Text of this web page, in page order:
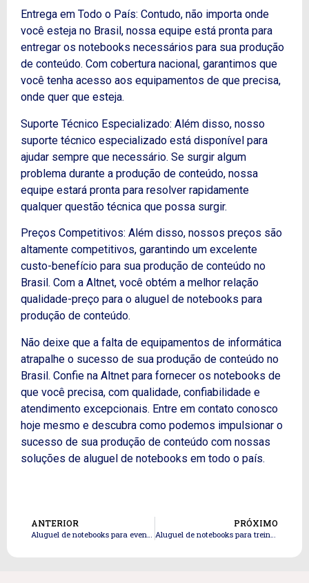
Entrega em Todo o País: Contudo, não importa onde
você esteja no Brasil, nossa equipe está pronta para
entregar os notebooks necessários para sua produção
de conteúdo. Com cobertura nacional, garantimos que
você tenha acesso aos equipamentos de que precisa,
onde quer que esteja.
Suporte Técnico Especializado: Além disso, nosso
suporte técnico especializado está disponível para
ajudar sempre que necessário. Se surgir algum
problema durante a produção de conteúdo, nossa
equipe estará pronta para resolver rapidamente
qualquer questão técnica que possa surgir.
Preços Competitivos: Além disso, nossos preços são
altamente competitivos, garantindo um excelente
custo-benefício para sua produção de conteúdo no
Brasil. Com a Altnet, você obtém a melhor relação
qualidade-preço para o aluguel de notebooks para
produção de conteúdo.
Não deixe que a falta de equipamentos de informática
atrapalhe o sucesso de sua produção de conteúdo no
Brasil. Confie na Altnet para fornecer os notebooks de
que você precisa, com qualidade, confiabilidade e
atendimento excepcionais. Entre em contato conosco
hoje mesmo e descubra como podemos impulsionar o
sucesso de sua produção de conteúdo com nossas
soluções de aluguel de notebooks em todo o país.
ANTERIOR
Aluguel de notebooks para eventos na Zona Oeste
PRÓXIMO
Aluguel de notebooks para treinamentos corporativos em SP